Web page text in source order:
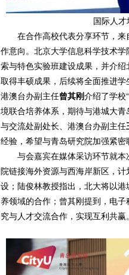
国际人
在合作高校代表分享环节，
作意向。北京大学信息科学技术学
索与特色实验班建设成果，并介
取得丰硕成果，后续将全面推进学
港澳台办副主任曾其刚介绍了学校
境联合培养体系，期待与港城大
与交流处副处长、港澳台办副主任
经验，希望与青岛研究院加强紧密
与会嘉宾在媒体采访环节就
院链接海外资源与西海岸新区，
设；陆俊林教授指出，北大将以
养领域的合作；曾其刚提到，电
究与人才交流合作，实现互利共赢。